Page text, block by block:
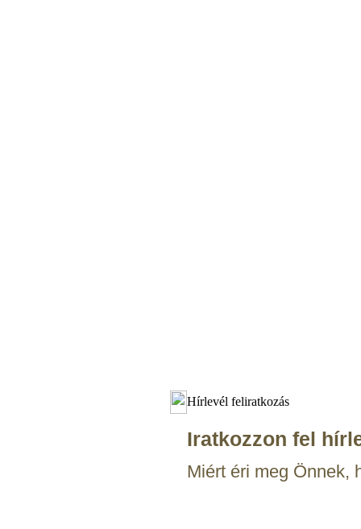
Hírlevél feliratkozás
Iratkozzon fel
Miért éri meg Önnek,